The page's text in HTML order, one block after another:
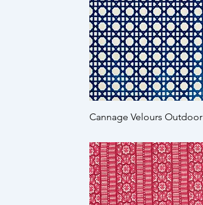
Cannage Velours Outdoor